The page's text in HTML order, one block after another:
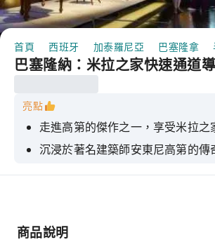
首頁 西班牙 加泰羅尼亞 巴塞隆拿
巴塞隆納：米拉之家快速通道
亮點
走進高第的傑作之一，享受米拉之
沉浸於著名建築師安東尼高第的傳
登上屋頂，近距離欣賞造型奇特的
欣賞令人印象深刻的石砌外牆，它
商品說明